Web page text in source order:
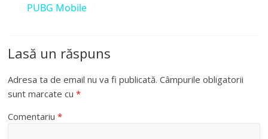
V
PUBG Mobile
Lasă un răspuns
Adresa ta de email nu va fi publicată. Câmpurile obligatorii
sunt marcate cu*
Comentariu*